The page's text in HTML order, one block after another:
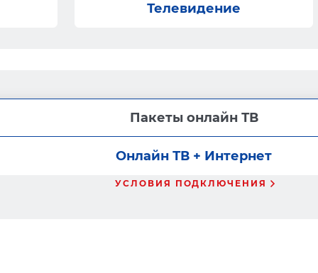
Телевидение
Пакеты онлайн ТВ
Онлайн ТВ + Интернет
УСЛОВИЯ ПОДКЛЮЧЕНИЯ